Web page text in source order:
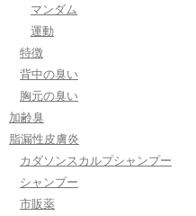
マンダム
運動
特徴
背中の臭い
胸元の臭い
加齢臭
脂漏性皮膚炎
カダソンスカルプシャンプー
シャンプー
市販薬